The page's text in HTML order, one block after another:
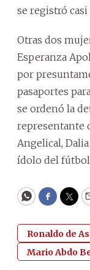
se registró casi
Otras dos
Esperanza
por
pasaportes
se ordenó la
representante
Angelical,
ídolo del
WhatsApp
Ronaldo de
Mario Abdo